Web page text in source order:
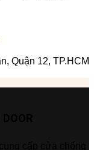
Quận 12, TP.HCM